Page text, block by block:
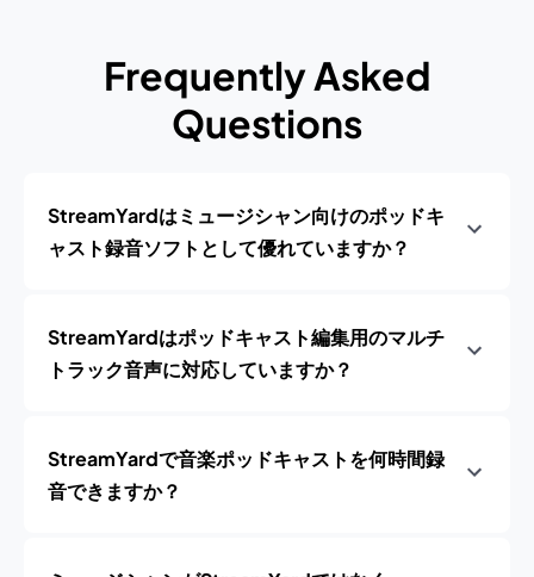
Frequently Asked
Questions
StreamYardはミュージシャン向けのポッドキ
ャスト録音ソフトとして優れていますか？
StreamYardはポッドキャスト編集用のマルチ
トラック音声に対応していますか？
StreamYardで音楽ポッドキャストを何時間録
音できますか？